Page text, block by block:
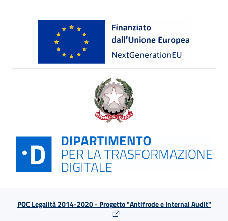
POC Legalità 2014-2020 - Progetto "Antifrode e Internal Audit"